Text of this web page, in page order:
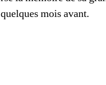
mois avant.